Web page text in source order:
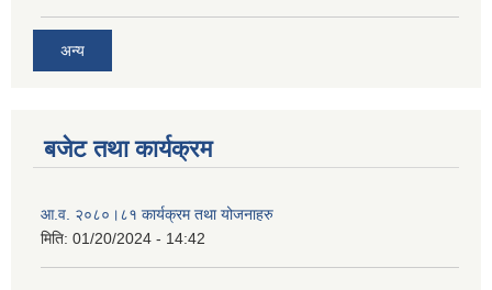
अन्य
बजेट तथा कार्यक्रम
आ.व. २०८०।८१ कार्यक्रम तथा योजनाहरु
मिति: 01/20/2024 - 14:42